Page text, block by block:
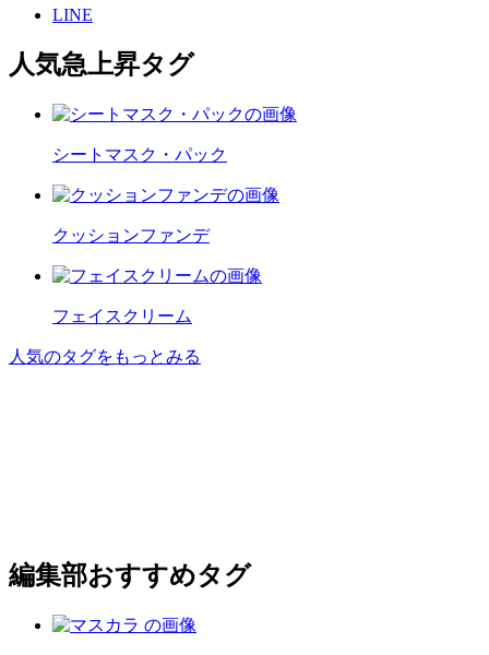
LINE
人気急上昇タグ
シートマスク・パック
クッションファンデ
フェイスクリーム
人気のタグをもっとみる
編集部おすすめタグ